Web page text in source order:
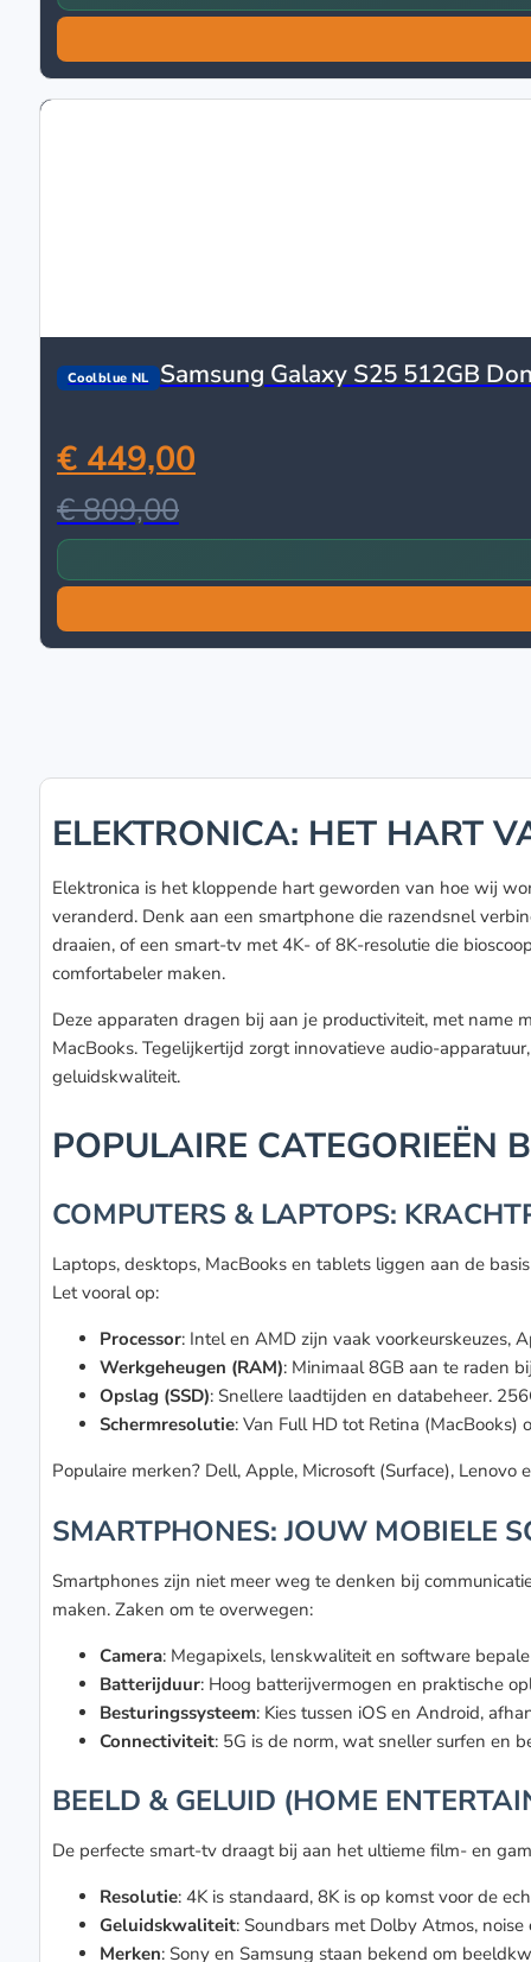
Coolblue NL Samsung Galaxy S25 512GB
€ 449,00
€ 809,00
ELEKTRONICA: HET HART
Elektronica is het kloppende hart geworden van hoe wij
veranderd. Denk aan een smartphone die razendsnel
draaien, of een smart-tv met 4K- of 8K-resolutie die
comfortabeler maken.
Deze apparaten dragen bij aan je productiviteit, met name
MacBooks. Tegelijkertijd zorgt innovatieve audio-
geluidskwaliteit.
POPULAIRE CATEGORIEËN
COMPUTERS & LAPTOPS:
Laptops, desktops, MacBooks en tablets liggen aan de
Let vooral op:
Processor: Intel en AMD zijn vaak voorkeurskeuzes,
Werkgeheugen (RAM): Minimaal 8GB aan te raden
Opslag (SSD): Snellere laadtijden en databeheer.
Schermresolutie: Van Full HD tot Retina
Populaire merken? Dell, Apple, Microsoft (Surface), Lenovo
SMARTPHONES: JOUW MOBIELE
Smartphones zijn niet meer weg te denken bij
maken. Zaken om te overwegen:
Camera: Megapixels, lenskwaliteit en software
Batterijduur: Hoog batterijvermogen en praktische
Besturingssysteem: Kies tussen iOS en Android,
Connectiviteit: 5G is de norm, wat sneller surfen en
BEELD & GELUID (HOME
De perfecte smart-tv draagt bij aan het ultieme film- en
Resolutie: 4K is standaard, 8K is op komst voor de
Geluidskwaliteit: Soundbars met Dolby Atmos,
Merken: Sony en Samsung staan bekend om